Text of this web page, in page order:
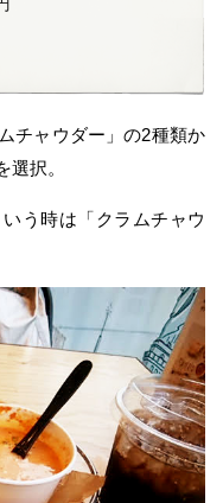
チャウダー」の2種類か
択。
う時は「クラムチャウ